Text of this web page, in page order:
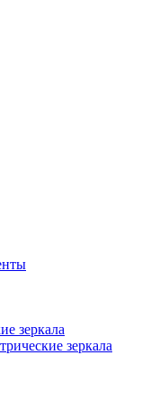
зеркала
зеркала